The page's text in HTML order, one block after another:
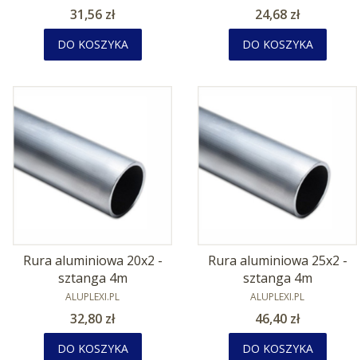
Cena
31,56 zł
DO KOSZYKA
Cena
24,68 zł
DO KOSZYKA
Rura aluminiowa 20x2 -
sztanga 4m
PRODUCENT
ALUPLEXI.PL
Cena
32,80 zł
DO KOSZYKA
Rura aluminiowa 25x2 -
sztanga 4m
PRODUCENT
ALUPLEXI.PL
Cena
46,40 zł
DO KOSZYKA